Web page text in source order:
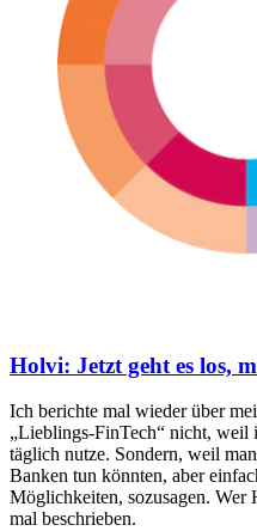
Holvi: Jetzt geht es los,
Ich berichte mal wieder über
„Lieblings-FinTech“ nicht, weil
täglich nutze. Sondern, weil
Banken tun könnten, aber
Möglichkeiten, sozusagen. Wer
mal beschrieben.